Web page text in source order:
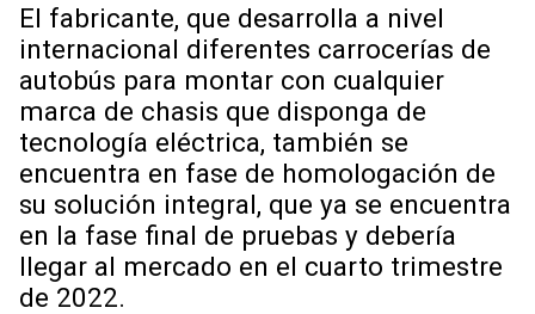
El fabricante, que desarrolla a nivel
internacional diferentes carrocerías de
autobús para montar con cualquier
marca de chasis que disponga de
tecnología eléctrica, también se
encuentra en fase de homologación de
su solución integral, que ya se encuentra
en la fase final de pruebas y debería
llegar al mercado en el cuarto trimestre
de 2022.